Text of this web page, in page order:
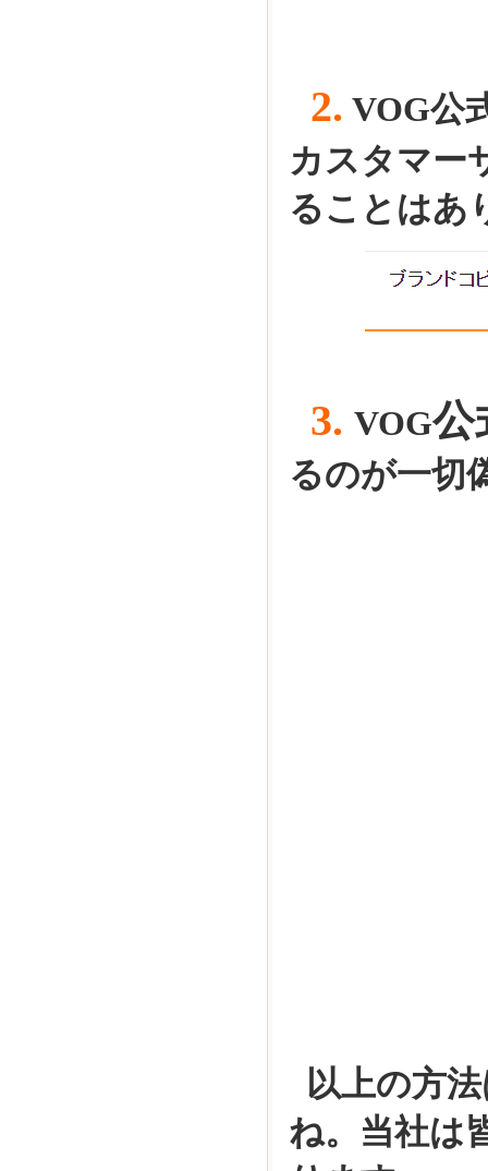
2. VOG公
カスタマー
ることはあ
3. VOG公
るのが一切
以上の方
ね。当社は